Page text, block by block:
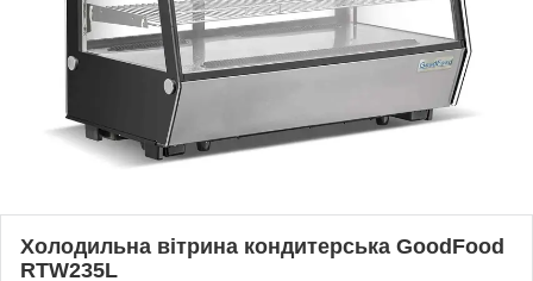
Холодильна вітрина кондитерська GoodFood
RTW235L